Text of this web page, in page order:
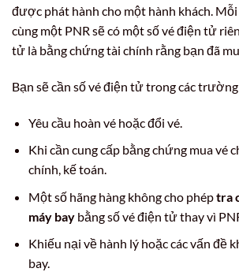
được phát hành cho một hành khách.
cùng một PNR sẽ có một số vé điện tử
tử là bằng chứng tài chính rằng bạn đã
Bạn sẽ cần số vé điện tử trong các
Yêu cầu hoàn vé hoặc đổi vé.
Khi cần cung cấp bằng chứng mua vé
chính, kế toán.
Một số hãng hàng không cho phéptra
máy baybằng số vé điện tử thay vì
Khiếu nại về hành lý hoặc các vấn đề
bay.